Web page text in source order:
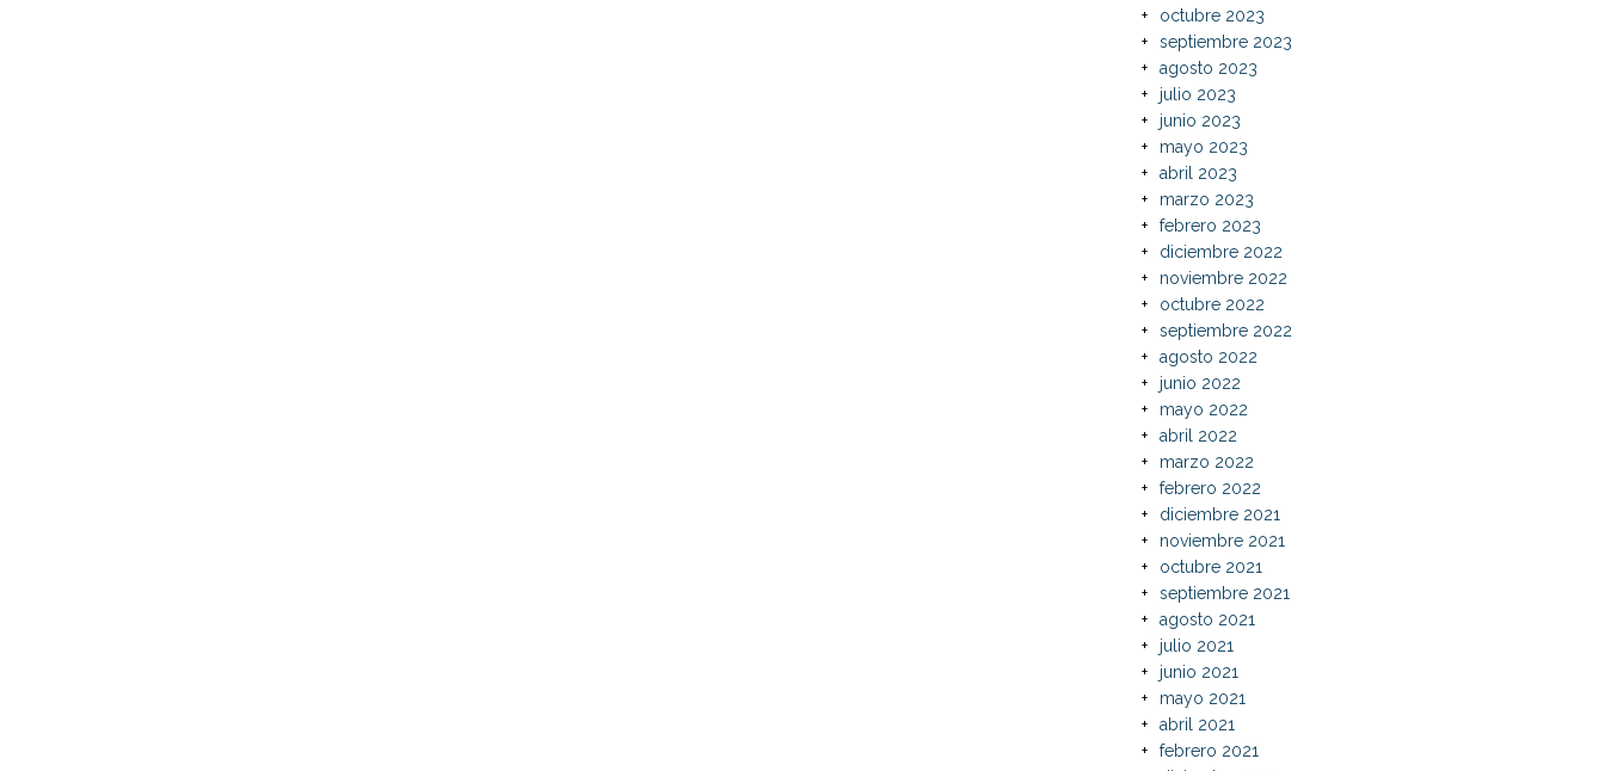
octubre 2023
septiembre 2023
agosto 2023
julio 2023
junio 2023
mayo 2023
abril 2023
marzo 2023
febrero 2023
diciembre 2022
noviembre 2022
octubre 2022
septiembre 2022
agosto 2022
junio 2022
mayo 2022
abril 2022
marzo 2022
febrero 2022
diciembre 2021
noviembre 2021
octubre 2021
septiembre 2021
agosto 2021
julio 2021
junio 2021
mayo 2021
abril 2021
febrero 2021